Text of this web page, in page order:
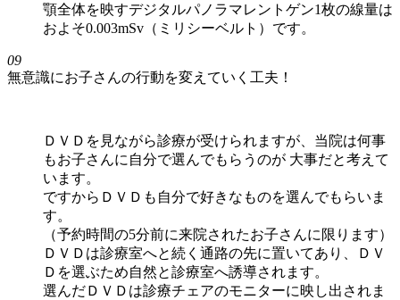
顎全体を映すデジタルパノラマレントゲン1枚の線量は
およそ0.003mSv（ミリシーベルト）です。
09
無意識にお子さんの行動を変えていく工夫！
ＤＶＤを見ながら診療が受けられますが、当院は何事
もお子さんに自分で選んでもらうのが 大事だと考えて
います。
ですからＤＶＤも自分で好きなものを選んでもらいま
す。
（予約時間の5分前に来院されたお子さんに限ります）
ＤＶＤは診療室へと続く通路の先に置いてあり、ＤＶ
Ｄを選ぶため自然と診療室へ誘導されます。
選んだＤＶＤは診療チェアのモニターに映し出されま